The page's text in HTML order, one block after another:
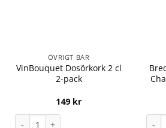
ÖVRIGT BAR
VinBouquet Dosörkork 2 cl
2-pack
149 kr
VinBouquet Dosörkork 2 cl 2-pack